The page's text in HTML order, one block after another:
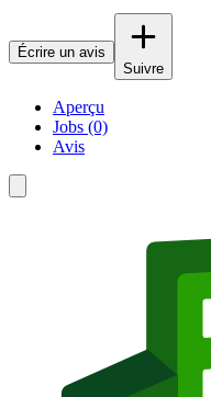
Écrire un avis
Suivre
Aperçu
Jobs (0)
Avis